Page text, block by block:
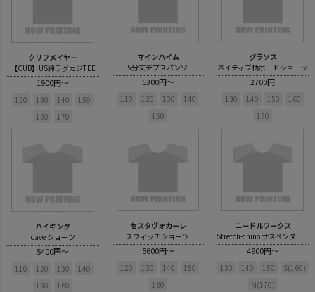
クリフメイヤー
【CUB】US綿ラグカジTEE
1900円～
120 130 140
150
160
170
マインハイム
5分丈デプスパンツ
5300円～
110 120 130
140
150
グラソス
ネイティブ柄ボードショーツ
2700円
130 140 150
160
170
ハイキング
cave ショーツ
5400円～
110 120 130
140
150
160
セスタヴォカーレ
スウィッチショーツ
5600円～
120 130 140
150
160
ニードルワークス
Stretch-chino サスペンダーパンツ
4900円～
130 140 150
S(160)
M(170)